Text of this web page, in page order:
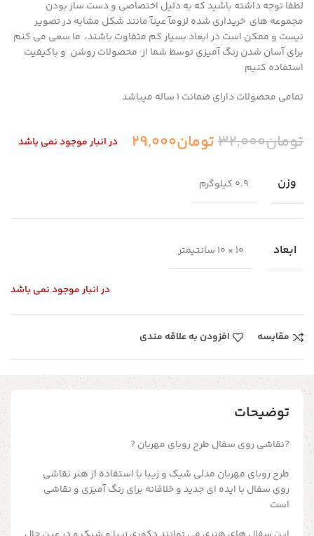
لطفا توجه داشته باشید که به دلیل اختصاصی و دست ساز بودن
مجموعه های خریداری شده لزومآ عینآ مانند شکل مشابه در تصویر
نیست و ممکن است در ابعاد بسیار کم متفاوت باشند، ما سعی می کنم
برای آسان شدن رنگ آمیزی توسط شما از محصولات روشن و باکیفیت
استفاده کنیم
تمامی محصولات دارای ضمانت ۱ ساله میباشد
تومان32,000تومان29,000 در انبار موجود نمی باشد
وزن 0.9 کیلوگرم
ابعاد 10 × 10 سانتیمتر
در انبار موجود نمی باشد
مقایسه افزودن به علاقه مندی
توضیحات
?نقاشی روی سفال طرح روبای مهربان ?
طرح روبای مهربان مدلی شیک و زیبا با استفاده از هنر نقاشی
روی سفال با ایده ای جدید و خلاقانه برای رنگ آمیزی و نقاشی
است